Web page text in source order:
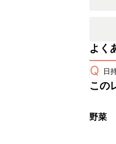
よく
Q 日
こ
※日
この
野菜